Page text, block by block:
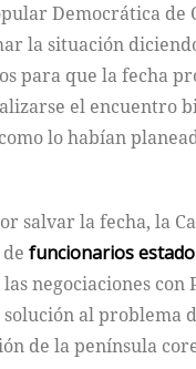
Democrática de
la situación
para que la fecha
el encuentro
lo habían
salvar la fecha, la
funcionarios
negociaciones con
al problema
de la península